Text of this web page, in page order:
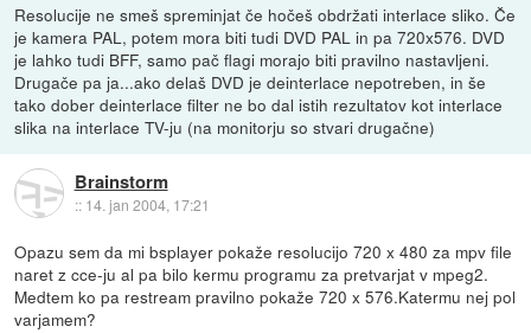
Resolucije ne smeš spreminjat če hočeš obdržati interlace sliko. Če
je kamera PAL, potem mora biti tudi DVD PAL in pa 720x576. DVD
je lahko tudi BFF, samo pač flagi morajo biti pravilno nastavljeni.
Drugače pa ja...ako delaš DVD je deinterlace nepotreben, in še
tako dober deinterlace filter ne bo dal istih rezultatov kot interlace
slika na interlace TV-ju (na monitorju so stvari drugačne)
Brainstorm
:: 14. jan 2004, 17:21
Opazu sem da mi bsplayer pokaže resolucijo 720 x 480 za mpv file
naret z cce-ju al pa bilo kermu programu za pretvarjat v mpeg2.
Medtem ko pa restream pravilno pokaže 720 x 576.Katermu nej pol
varjamem?